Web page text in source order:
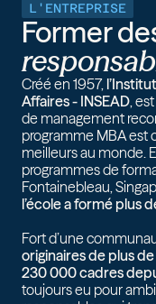
L'ENTREPRISE
Former
Créé en 1957,
Affaires - INSEAD,
de management
programme MBA est
meilleurs au monde.
programmes de
Fontainebleau,
l’école a formé plus
Fort d’une
originaires de plus
230 000 cadres
toujours eu pour